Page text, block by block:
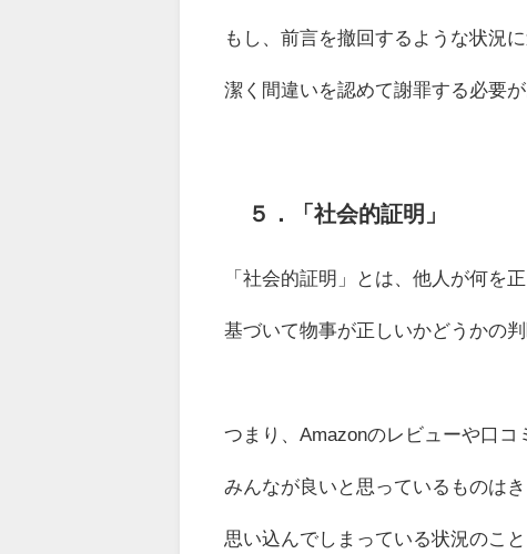
もし、前言を撤回するような状況
潔く間違いを認めて謝罪する必要が
５． 「社会的証明」
「社会的証明」とは、他人が何を
基づいて物事が正しいかどうかの判
つまり、Amazonのレビューや口コ
みんなが良いと思っているものは
思い込んでしまっている状況のこと